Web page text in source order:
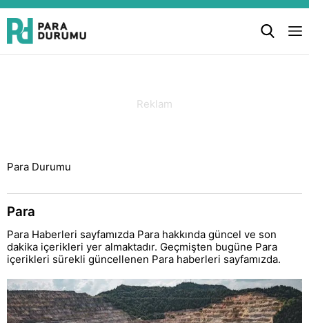
Para Durumu
Para
Para Haberleri sayfamızda Para hakkında güncel ve son
dakika içerikleri yer almaktadır. Geçmişten bugüne Para
içerikleri sürekli güncellenen Para haberleri sayfamızda.